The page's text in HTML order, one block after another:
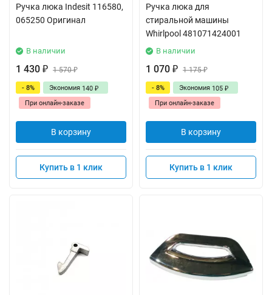
Ручка люка Indesit 116580,
065250 Оригинал
В наличии
1 430 ₽ 1 570₽
- 8% Экономия 140 ₽
При онлайн-заказе
В корзину
Купить в 1 клик
Ручка люка для
стиральной машины
Whirlpool 481071424001
В наличии
1 070 ₽ 1 175₽
- 8% Экономия 105 ₽
При онлайн-заказе
В корзину
Купить в 1 клик